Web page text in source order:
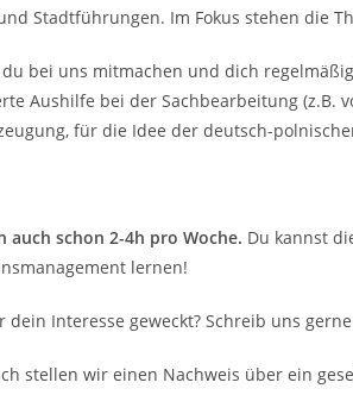
Stadtführungen. Im Fokus stehen die
bei uns mitmachen und dich
Aushilfe bei der Sachbearbeitung (z.B.
für die Idee der deutsch-
auch schon 2-4h pro Woche. Du kannst
lernen!
dein Interesse geweckt? Schreib uns
stellen wir einen Nachweis über ein